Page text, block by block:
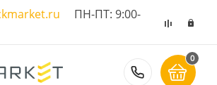
ПН-ПТ: 9:00-
0